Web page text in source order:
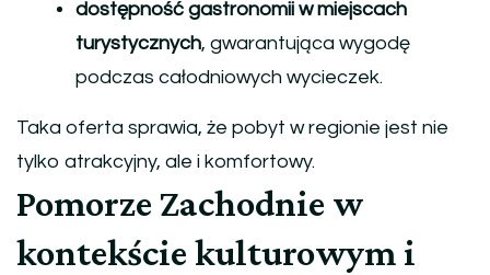
dostępność gastronomii w miejscach
turystycznych, gwarantująca wygodę
podczas całodniowych wycieczek.
Taka oferta sprawia, że pobyt w regionie jest nie
tylko atrakcyjny, ale i komfortowy.
Pomorze Zachodnie w
kontekście kulturowym i